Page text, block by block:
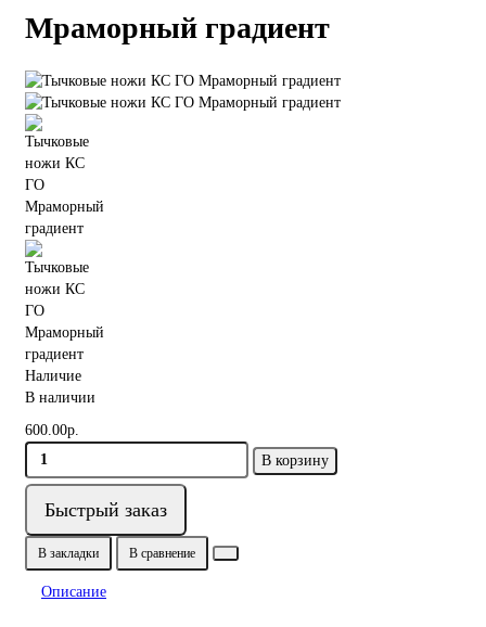
Мраморный градиент
Наличие
В наличии
600.00р.
В корзину
Быстрый заказ
В закладки В сравнение
Описание